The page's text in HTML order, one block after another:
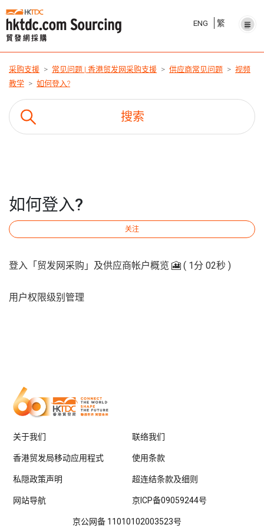
ENG 繁
采购支援 常见问题 | 香港贸发网采购支援 供应商常见问题
视频
教学
如何登入?
如何登入?
关注
登入「贸发网采购」及供应商帐户概览 🎦 ( 1分 02秒 )
用户权限级别管理
关于我们 联络我们
香港贸发局移动应用程式 使用条款
私隠政策声明 超连结条款及细则
网站导航 京ICP备09059244号
京公网备 11010102003523号